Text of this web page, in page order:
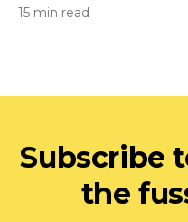
15 min read
Subscribe
the